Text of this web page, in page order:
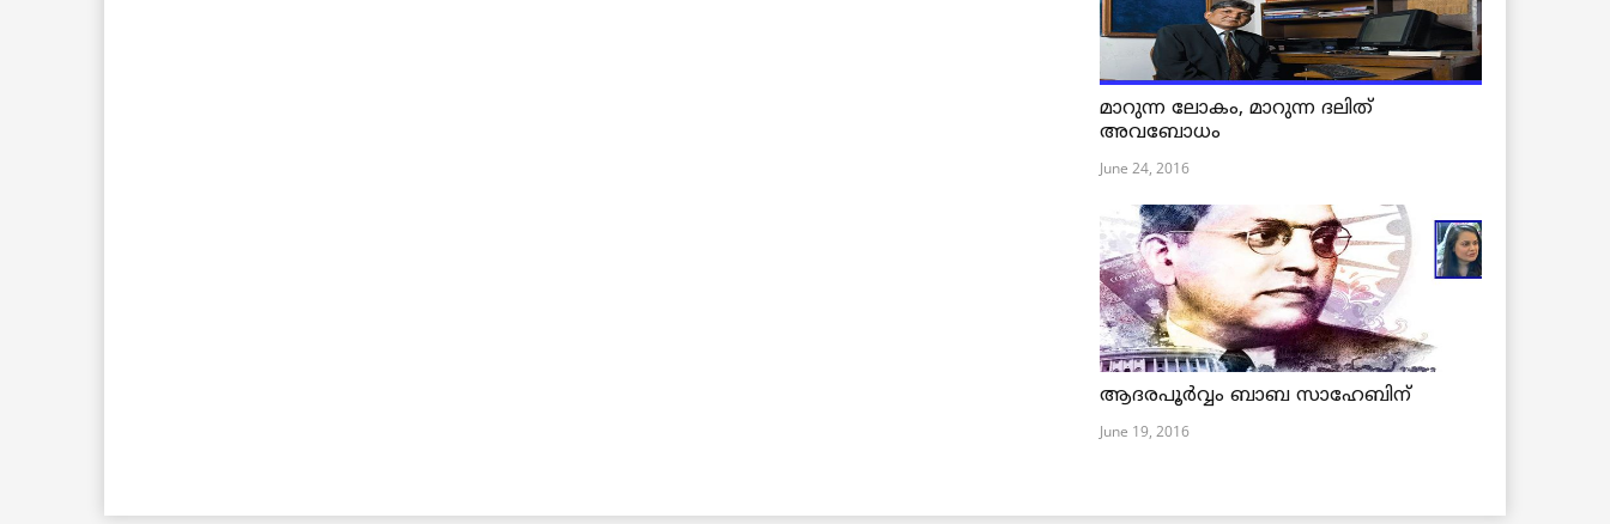
മാറുന്ന ലോകം, മാറുന്ന ദലിത്
അവബോധം
June 24, 2016
ആദരപൂര്‍വ്വം ബാബ സാഹേബിന്
June 19, 2016